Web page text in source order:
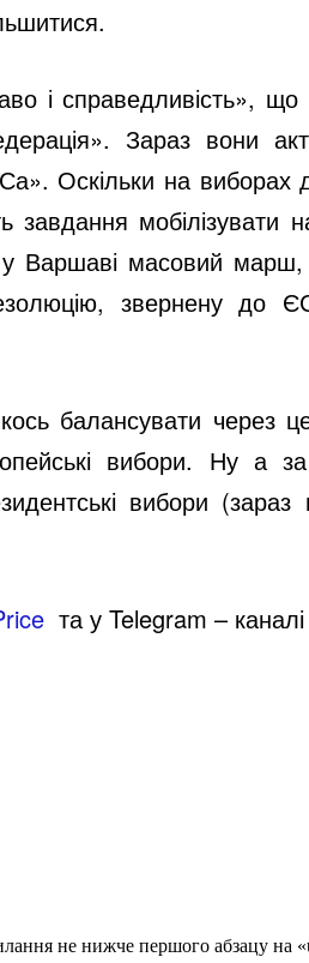
і справедливість», що
Зараз вони
Оскільки на
завдання мобілізувати
у Варшаві масовий
звернену до
балансувати через
вибори. Ну а
вибори (зараз
та уTelegram –
не нижче першого абзацу на